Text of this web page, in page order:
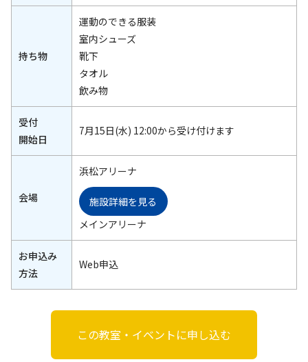
持ち物
運動のできる服装
室内シューズ
靴下
タオル
飲み物
受付
開始日
7月15日(水) 12:00から受け付けます
会場
浜松アリーナ
施設詳細を見る
メインアリーナ
お申込み
方法
Web申込
この教室・イベントに申し込む